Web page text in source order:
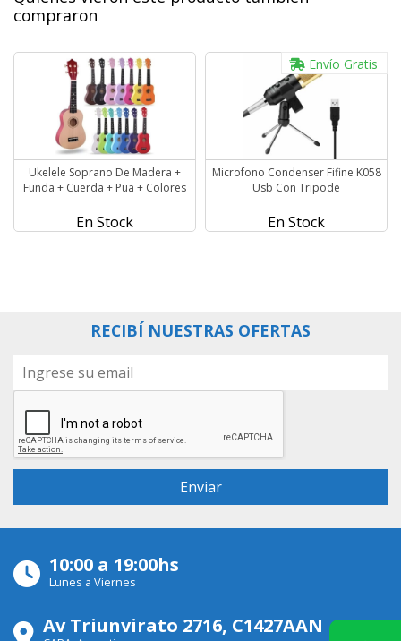
compraron
Ukelele Soprano De Madera +
Funda + Cuerda + Pua + Colores
En Stock
Microfono Condenser Fifine K058
Usb Con Tripode
Envío Gratis
En Stock
RECIBÍ NUESTRAS OFERTAS
10:00 a 19:00hs
Lunes a Viernes
Av Triunvirato 2716, C1427AAN